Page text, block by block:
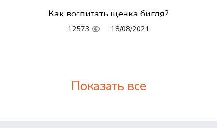
Как воспитать щенка бигля?
12573 18/08/2021
Показать все